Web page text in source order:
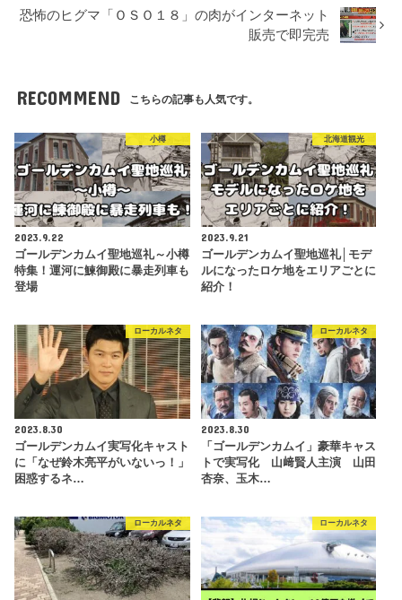
恐怖のヒグマ「ＯＳＯ１８」の肉がインターネット
販売で即完売
RECOMMEND こちらの記事も人気です。
小樽
2023.9.22
ゴールデンカムイ聖地巡礼～小樽
特集！運河に鰊御殿に暴走列車も
登場
北海道観光
2023.9.21
ゴールデンカムイ聖地巡礼│モデ
ルになったロケ地をエリアごとに
紹介！
ローカルネタ
2023.8.30
ゴールデンカムイ実写化キャスト
に「なぜ鈴木亮平がいないっ！」
困惑するネ…
ローカルネタ
2023.8.30
「ゴールデンカムイ」豪華キャス
トで実写化 山﨑賢人主演 山田
杏奈、玉木…
ローカルネタ ローカルネタ